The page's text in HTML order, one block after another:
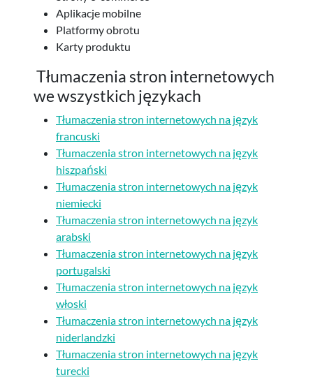
Aplikacje mobilne
Platformy obrotu
Karty produktu
Tłumaczenia stron internetowych
we wszystkich językach
Tłumaczenia stron internetowych na język
francuski
Tłumaczenia stron internetowych na język
hiszpański
Tłumaczenia stron internetowych na język
niemiecki
Tłumaczenia stron internetowych na język
arabski
Tłumaczenia stron internetowych na język
portugalski
Tłumaczenia stron internetowych na język
włoski
Tłumaczenia stron internetowych na język
niderlandzki
Tłumaczenia stron internetowych na język
turecki